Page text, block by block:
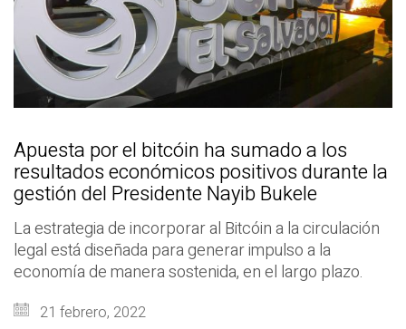
Apuesta por el bitcóin ha sumado a los
resultados económicos positivos durante la
gestión del Presidente Nayib Bukele
La estrategia de incorporar al Bitcóin a la circulación
legal está diseñada para generar impulso a la
economía de manera sostenida, en el largo plazo.
21 febrero, 2022